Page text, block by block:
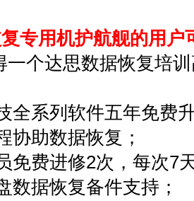
专用机护航舰的用户
一个达思数据恢复培
系列软件五年免费
助数据恢复；
费进修2次，每次7
据恢复备件支持；